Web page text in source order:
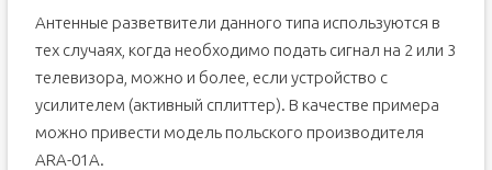
Антенные разветвители данного типа используются в
тех случаях, когда необходимо подать сигнал на 2 или 3
телевизора, можно и более, если устройство с
усилителем (активный сплиттер). В качестве примера
можно привести модель польского производителя
ARA-01A.